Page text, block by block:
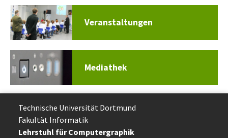
Veranstaltungen
Mediathek
Technische Uni­ver­si­tät Dort­mund
Fakultät Informatik
Lehrstuhl für Computergraphik